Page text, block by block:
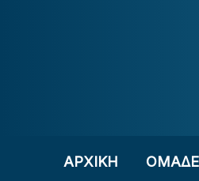
ΑΡΧΙΚΗ